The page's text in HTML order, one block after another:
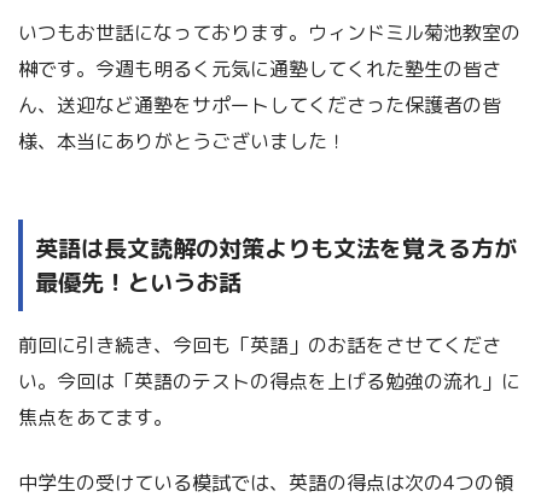
いつもお世話になっております。ウィンドミル菊池教室の
榊です。今週も明るく元気に通塾してくれた塾生の皆さ
ん、送迎など通塾をサポートしてくださった保護者の皆
様、本当にありがとうございました！
英語は長文読解の対策よりも文法を覚える方が
最優先！というお話
前回に引き続き、今回も「英語」のお話をさせてくださ
い。今回は「英語のテストの得点を上げる勉強の流れ」に
焦点をあてます。
中学生の受けている模試では、英語の得点は次の4つの領